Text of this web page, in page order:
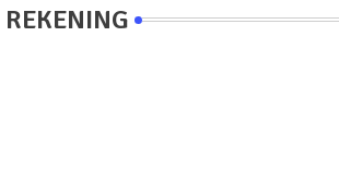
REKENING